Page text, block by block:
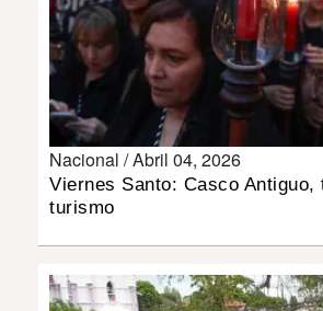
POLÍTICA
SHOW
DEPORTES
INSÓLITAS
Nacional /Abril 04, 2026
Viernes Santo: Casco Antiguo,
turismo